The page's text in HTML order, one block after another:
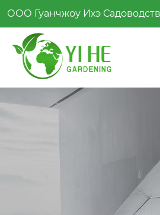
ООО Гуанчжоу Ихэ